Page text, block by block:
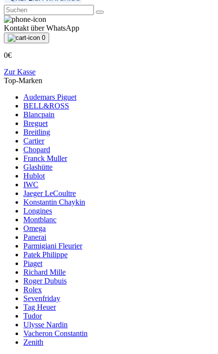
Kontakt über WhatsApp
0
0€
Zur Kasse
Top-Marken
Audemars Piguet
BELL&ROSS
Blancpain
Breguet
Breitling
Cartier
Chopard
Franck Muller
Glashütte
Hublot
IWC
Jaeger LeCoultre
Konstantin Chaykin
Longines
Montblanc
Omega
Panerai
Parmigiani Fleurier
Patek Philippe
Piaget
Richard Mille
Roger Dubuis
Rolex
Sevenfriday
Tag Heuer
Tudor
Ulysse Nardin
Vacheron Constantin
Zenith